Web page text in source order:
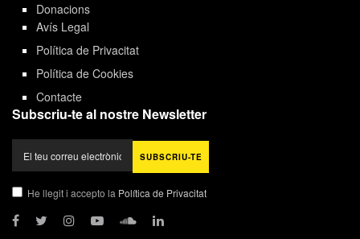
Donacions
Avís Legal
Política de Privacitat
Política de Cookies
Contacte
Subscriu-te al nostre Newsletter
He llegit i accepto la Política de Privacitat